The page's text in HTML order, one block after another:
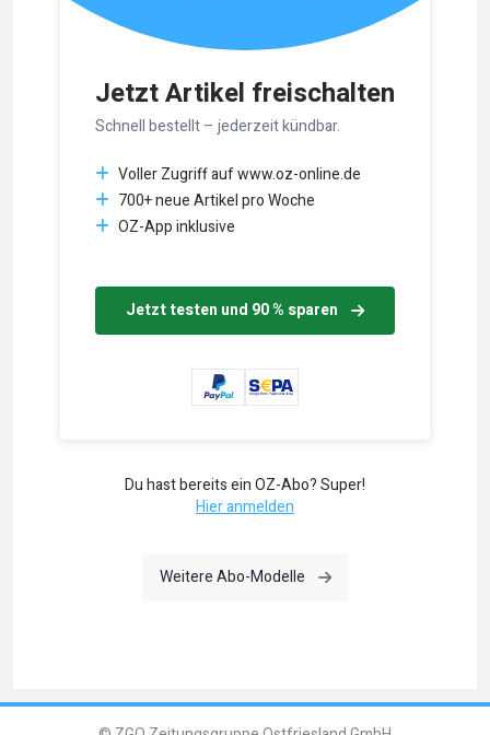
Jetzt Artikel freischalten
Schnell bestellt – jederzeit kündbar.
Voller Zugriff auf www.oz-online.de
700+ neue Artikel pro Woche
OZ-App inklusive
Jetzt testen und 90 % sparen
Du hast bereits ein OZ-Abo? Super!
Hier anmelden
Weitere Abo-Modelle